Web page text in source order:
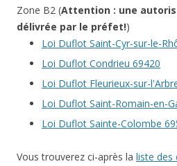
Zone B2 (Attention : une
délivrée par le préfet!)
Loi Duflot Saint-Cyr-sur-le-
Loi Duflot Condrieu 69420
Loi Duflot Fleurieux-sur-
Loi Duflot Saint-Romain-en-
Loi Duflot Sainte-Colombe
Vous trouverez ci-après la liste des